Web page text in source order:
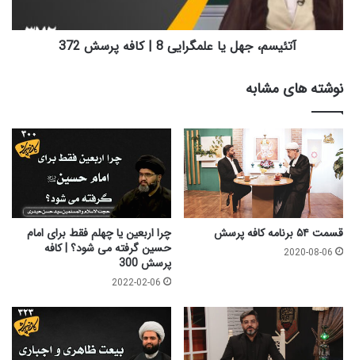
پرسش
372
آتئیسم، جهل یا علمگرایی 8 | کافه پرسش 372
نوشته های مشابه
قسمت ۵۴ برنامه کافه پرسش
2020-08-06
چرا اربعین یا چهلم فقط برای امام
حسین گرفته می شود؟ | کافه
پرسش 300
2022-02-06